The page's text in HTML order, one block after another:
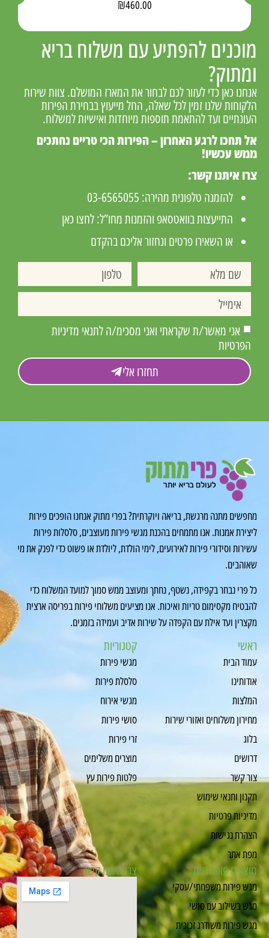
מוכנים להפתיע עם משלוח בריא
ומתוק?
אנחנו כאן כדי לעזור לכם לבחור את המארז המושלם. צוות שירות
הלקוחות שלנו זמין לכל שאלה, החל מייעוץ בבחירת הפירות
העונתיים ועד להתאמת תוספות מיוחדות ואישיות למשלוח.
אל תחכו לרגע האחרון – הפירות הכי טריים נחתכים
ממש עכשיו!
צרו איתנו קשר:
להזמנה טלפונית מהירה: 03-6565055
התייעצות בוואטסאפ והזמנות מחו”ל:לחצו כאן
או השאירו פרטים ונחזור אליכם בהקדם
אני מאשר/ת שקראתי ואני מסכימ/ה לתנאי מדיניות
הפרטיות
תחזרו אלי
₪460.00
מחפשים מתנה מרגשת, בריאה ויוקרתית? בפרי מתוק אנחנו הופכים פירות
ליצירת אמנות. אנו מתמחים בהכנת מגשי פירות מעוצבים, סלסלות פירות
עשירות וסידורי פירות לאירועים, לימי הולדת, ליולדת או פשוט כדי לפנק את מי
שאוהבים.
כל פרי נבחר בקפידה, נשטף, נחתך ומעוצב ממש סמוך למועד המשלוח כדי
להבטיח מקסימום טריות ואיכות. אנו מציעים משלוחי פירות בפריסה ארצית
מקצרין ועד אילת עם הקפדה על שירות אדיב ועמידה בזמנים.
ראשי
עמוד הבית
אודותינו
המלצות
מחירון משלוחים ואזורי שירות
בלוג
דרושים
צור קשר
תקנון ותנאי שימוש
מדיניות פרטיות
הצהרת נגישות
מפת אתר
קטגוריות
מגשי פירות
סלסלת פירות
מגשי אירוח
סושי פירות
זרי פירות
מוצרים משלימים
פלטות פירות עץ
מוצרים פופולריים
מגש פירות משפחתי/עסקי
מגש בשילוב עם סושי
מגש פירות משודרג זכוכית
צרו איתנו קשר